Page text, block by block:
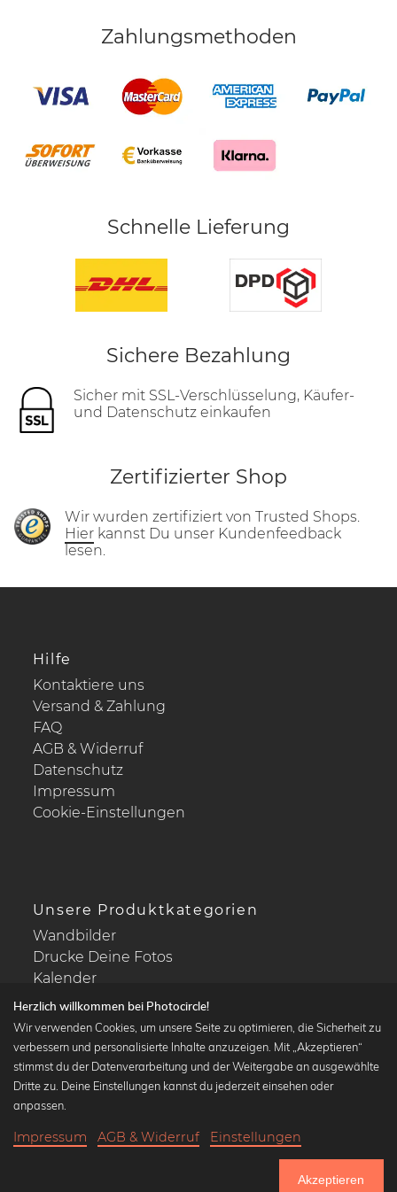
Zahlungsmethoden
Schnelle Lieferung
Sichere Bezahlung
Sicher mit SSL-Verschlüsselung, Käufer-
und Datenschutz einkaufen
Zertifizierter Shop
Wir wurden zertifiziert von Trusted Shops.
Hier kannst Du unser Kundenfeedback
lesen.
Hilfe
Kontaktiere uns
Versand & Zahlung
FAQ
AGB & Widerruf
Datenschutz
Impressum
Cookie-Einstellungen
Unsere Produktkategorien
Wandbilder
Drucke Deine Fotos
Kalender
Beliebte Kollektionen
Wandbilder in schwarz-weiß
Klassiker der Kunstgeschichte
Herzlich willkommen bei Photocircle!
Wir verwenden Cookies, um unsere Seite zu optimieren, die Sicherheit zu
verbessern und personalisierte Inhalte anzuzeigen. Mit „Akzeptieren“
stimmst du der Datenverarbeitung und der Weitergabe an ausgewählte
Dritte zu. Deine Einstellungen kannst du jederzeit einsehen oder
anpassen.
Impressum AGB & Widerruf Einstellungen
Akzeptieren